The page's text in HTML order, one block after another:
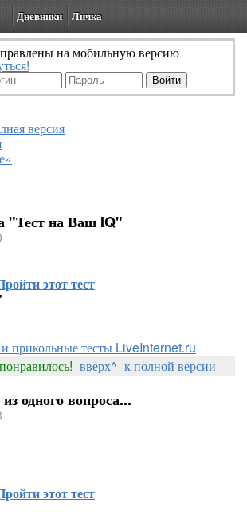
Дневники Личка
на мобильную версию
версия
"Тест на Ваш IQ"
этот тест
прикольные тесты LiveInternet.ru
понравилось! вверх^ к полной версии
одного вопроса...
этот тест